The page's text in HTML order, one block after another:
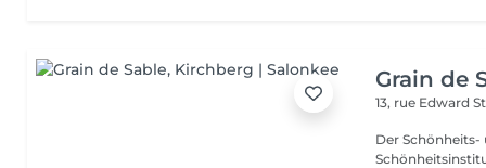
Grain de
13, rue Edward
Der Schönheits-